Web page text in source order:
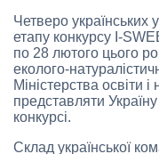
Четверо українських
етапу конкурсу I-
по 28 лютого цього
еколого-
Міністерства освіти
представляти
конкурсі.
Склад української